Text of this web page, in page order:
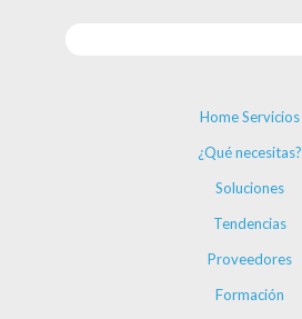
Home Servicios
¿Qué necesitas?
Soluciones
Tendencias
Proveedores
Formación